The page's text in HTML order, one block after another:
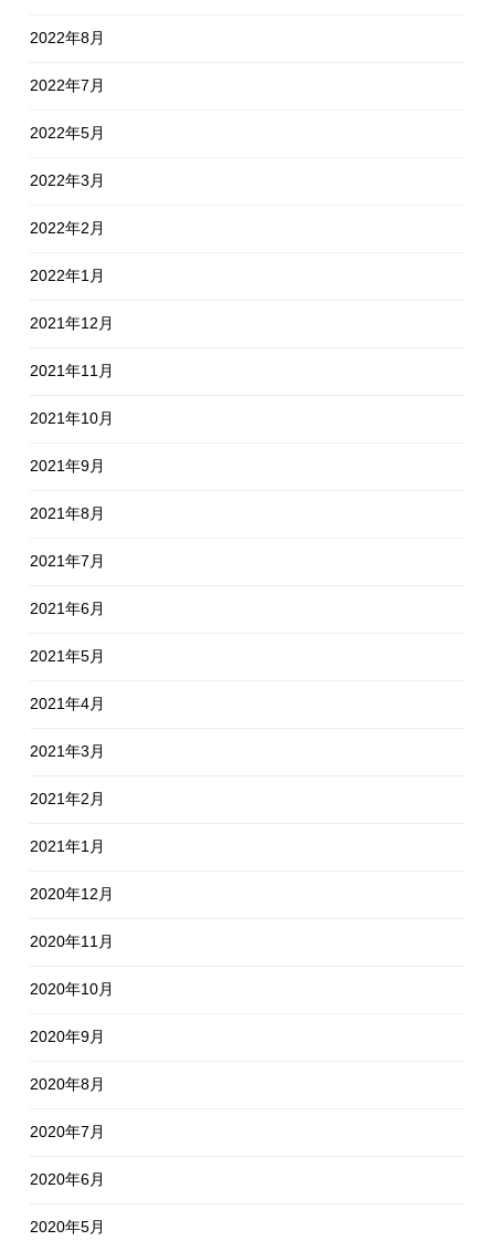
2022年8月
2022年7月
2022年5月
2022年3月
2022年2月
2022年1月
2021年12月
2021年11月
2021年10月
2021年9月
2021年8月
2021年7月
2021年6月
2021年5月
2021年4月
2021年3月
2021年2月
2021年1月
2020年12月
2020年11月
2020年10月
2020年9月
2020年8月
2020年7月
2020年6月
2020年5月